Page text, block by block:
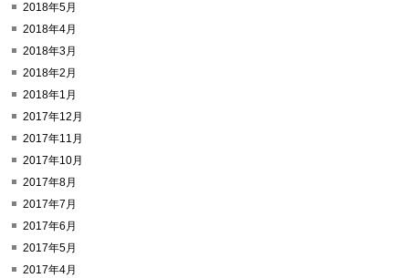
2018年5月
2018年4月
2018年3月
2018年2月
2018年1月
2017年12月
2017年11月
2017年10月
2017年8月
2017年7月
2017年6月
2017年5月
2017年4月